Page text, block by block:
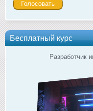
Бесплатный курс
Разработчик